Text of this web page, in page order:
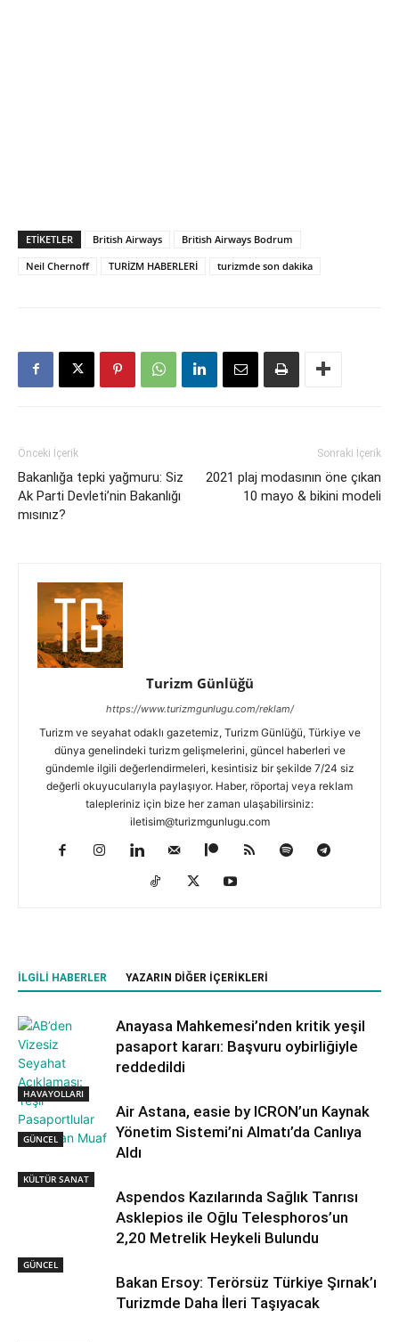
ETIKETLER British Airways
British Airways Bodrum
Neil Chernoff
TURİZM HABERLERİ turizmde son dakika
Önceki İçerik
Bakanlığa tepki yağmuru: Siz
Ak Parti Devleti’nin Bakanlığı
mısınız?
Sonraki İçerik
2021 plaj modasının öne çıkan
10 mayo & bikini modeli
Turizm Günlüğü
https://www.turizmgunlugu.com/reklam/
Turizm ve seyahat odaklı gazetemiz, Turizm Günlüğü, Türkiye ve
dünya genelindeki turizm gelişmelerini, güncel haberleri ve
gündemle ilgili değerlendirmeleri, kesintisiz bir şekilde 7/24 siz
değerli okuyucularıyla paylaşıyor. Haber, röportaj veya reklam
talepleriniz için bize her zaman ulaşabilirsiniz:
iletisim@turizmgunlugu.com
İLGILI HABERLER YAZARIN DIĞER İÇERIKLERI
GÜNCEL
Anayasa Mahkemesi’nden kritik yeşil
pasaport kararı: Başvuru oybirliğiyle
reddedildi
HAVAYOLLARI
Air Astana, easie by ICRON’un Kaynak
Yönetim Sistemi’ni Almatı’da Canlıya
Aldı
KÜLTÜR SANAT
Aspendos Kazılarında Sağlık Tanrısı
Asklepios ile Oğlu Telesphoros’un
2,20 Metrelik Heykeli Bulundu
GÜNCEL
Bakan Ersoy: Terörsüz Türkiye Şırnak’ı
Turizmde Daha İleri Taşıyacak